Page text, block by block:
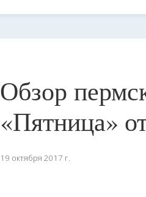
Обзор
«Пятница»
19 октября 2017 г.